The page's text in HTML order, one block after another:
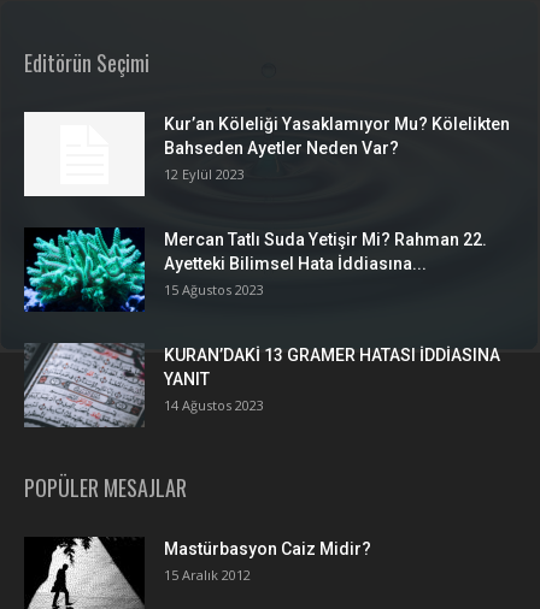
Editörün Seçimi
Kur’an Köleliği Yasaklamıyor Mu? Kölelikten
Bahseden Ayetler Neden Var?
12 Eylül 2023
Mercan Tatlı Suda Yetişir Mi? Rahman 22.
Ayetteki Bilimsel Hata İddiasına...
15 Ağustos 2023
KURAN’DAKİ 13 GRAMER HATASI İDDİASINA
YANIT
14 Ağustos 2023
POPÜLER MESAJLAR
Mastürbasyon Caiz Midir?
15 Aralık 2012